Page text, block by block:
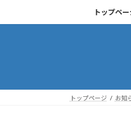
キ
に
トップペ
トップページ お知